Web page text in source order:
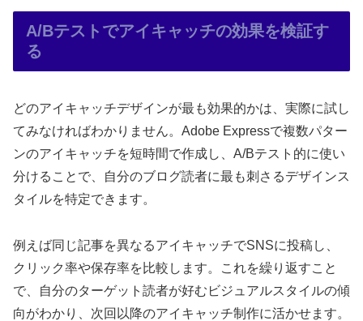
A/Bテストでアイキャッチの効果を検証す
る
どのアイキャッチデザインが最も効果的かは、実際に試し
てみなければわかりません。Adobe Expressで複数パター
ンのアイキャッチを短時間で作成し、A/Bテスト的に使い
分けることで、自分のブログ読者に最も刺さるデザインス
タイルを特定できます。
例えば同じ記事を異なるアイキャッチでSNSに投稿し、
クリック率や保存率を比較します。これを繰り返すこと
で、自分のターゲット読者が好むビジュアルスタイルの傾
向がわかり、次回以降のアイキャッチ制作に活かせます。